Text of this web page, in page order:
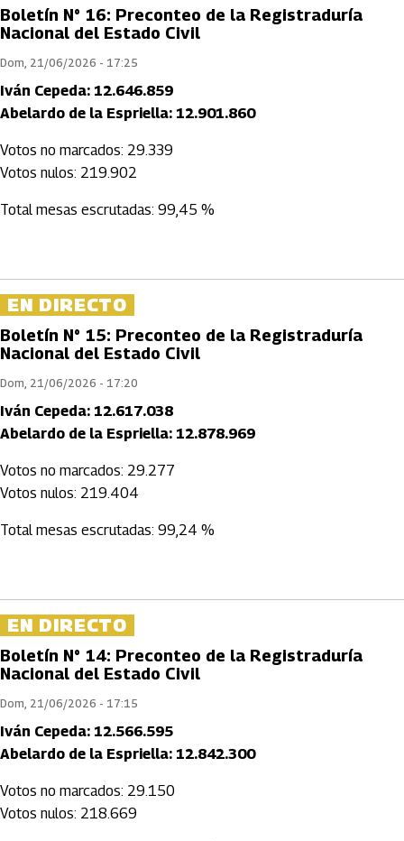
Boletín N° 16: Preconteo de la Registraduría
Nacional del Estado Civil
Dom, 21/06/2026 - 17:25
Iván Cepeda: 12.646.859
Abelardo de la Espriella: 12.901.860
Votos no marcados: 29.339
Votos nulos: 219.902
Total mesas escrutadas: 99,45 %
EN DIRECTO
Boletín N° 15: Preconteo de la Registraduría
Nacional del Estado Civil
Dom, 21/06/2026 - 17:20
Iván Cepeda: 12.617.038
Abelardo de la Espriella: 12.878.969
Votos no marcados: 29.277
Votos nulos: 219.404
Total mesas escrutadas: 99,24 %
EN DIRECTO
Boletín N° 14: Preconteo de la Registraduría
Nacional del Estado Civil
Dom, 21/06/2026 - 17:15
Iván Cepeda: 12.566.595
Abelardo de la Espriella: 12.842.300
Votos no marcados: 29.150
Votos nulos: 218.669